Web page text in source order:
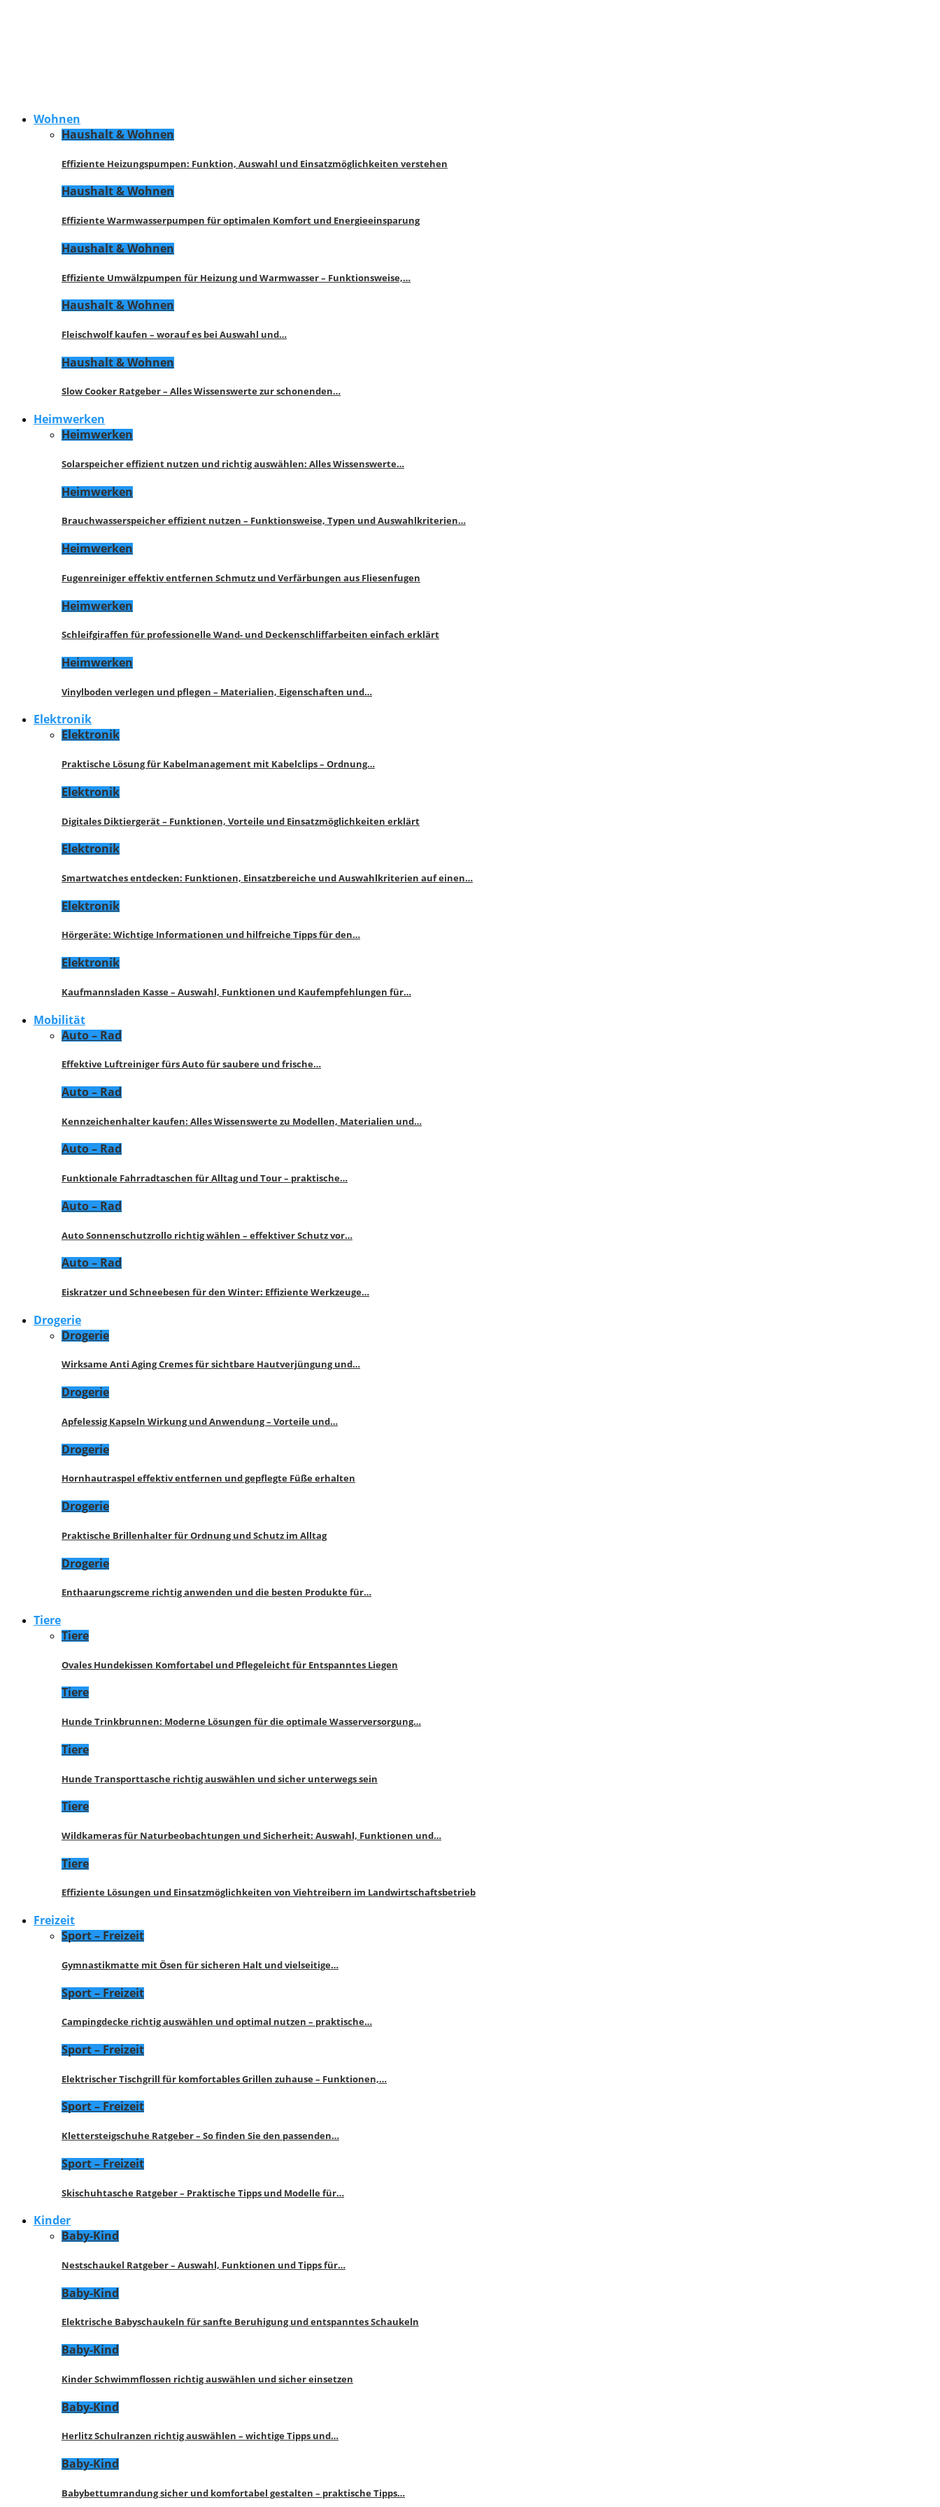
Wohnen
Haushalt & Wohnen
Effiziente Heizungspumpen: Funktion, Auswahl und Einsatzmöglichkeiten verstehen
Haushalt & Wohnen
Effiziente Warmwasserpumpen für optimalen Komfort und Energieeinsparung
Haushalt & Wohnen
Effiziente Umwälzpumpen für Heizung und Warmwasser – Funktionsweise,…
Haushalt & Wohnen
Fleischwolf kaufen – worauf es bei Auswahl und…
Haushalt & Wohnen
Slow Cooker Ratgeber – Alles Wissenswerte zur schonenden…
Heimwerken
Heimwerken
Solarspeicher effizient nutzen und richtig auswählen: Alles Wissenswerte…
Heimwerken
Brauchwasserspeicher effizient nutzen – Funktionsweise, Typen und Auswahlkriterien…
Heimwerken
Fugenreiniger effektiv entfernen Schmutz und Verfärbungen aus Fliesenfugen
Heimwerken
Schleifgiraffen für professionelle Wand- und Deckenschliffarbeiten einfach erklärt
Heimwerken
Vinylboden verlegen und pflegen – Materialien, Eigenschaften und…
Elektronik
Elektronik
Praktische Lösung für Kabelmanagement mit Kabelclips – Ordnung…
Elektronik
Digitales Diktiergerät – Funktionen, Vorteile und Einsatzmöglichkeiten erklärt
Elektronik
Smartwatches entdecken: Funktionen, Einsatzbereiche und Auswahlkriterien auf einen…
Elektronik
Hörgeräte: Wichtige Informationen und hilfreiche Tipps für den…
Elektronik
Kaufmannsladen Kasse – Auswahl, Funktionen und Kaufempfehlungen für…
Mobilität
Auto – Rad
Effektive Luftreiniger fürs Auto für saubere und frische…
Auto – Rad
Kennzeichenhalter kaufen: Alles Wissenswerte zu Modellen, Materialien und…
Auto – Rad
Funktionale Fahrradtaschen für Alltag und Tour – praktische…
Auto – Rad
Auto Sonnenschutzrollo richtig wählen – effektiver Schutz vor…
Auto – Rad
Eiskratzer und Schneebesen für den Winter: Effiziente Werkzeuge…
Drogerie
Drogerie
Wirksame Anti Aging Cremes für sichtbare Hautverjüngung und…
Drogerie
Apfelessig Kapseln Wirkung und Anwendung – Vorteile und…
Drogerie
Hornhautraspel effektiv entfernen und gepflegte Füße erhalten
Drogerie
Praktische Brillenhalter für Ordnung und Schutz im Alltag
Drogerie
Enthaarungscreme richtig anwenden und die besten Produkte für…
Tiere
Tiere
Ovales Hundekissen Komfortabel und Pflegeleicht für Entspanntes Liegen
Tiere
Hunde Trinkbrunnen: Moderne Lösungen für die optimale Wasserversorgung…
Tiere
Hunde Transporttasche richtig auswählen und sicher unterwegs sein
Tiere
Wildkameras für Naturbeobachtungen und Sicherheit: Auswahl, Funktionen und…
Tiere
Effiziente Lösungen und Einsatzmöglichkeiten von Viehtreibern im Landwirtschaftsbetrieb
Freizeit
Sport – Freizeit
Gymnastikmatte mit Ösen für sicheren Halt und vielseitige…
Sport – Freizeit
Campingdecke richtig auswählen und optimal nutzen – praktische…
Sport – Freizeit
Elektrischer Tischgrill für komfortables Grillen zuhause – Funktionen,…
Sport – Freizeit
Klettersteigschuhe Ratgeber – So finden Sie den passenden…
Sport – Freizeit
Skischuhtasche Ratgeber – Praktische Tipps und Modelle für…
Kinder
Baby-Kind
Nestschaukel Ratgeber – Auswahl, Funktionen und Tipps für…
Baby-Kind
Elektrische Babyschaukeln für sanfte Beruhigung und entspanntes Schaukeln
Baby-Kind
Kinder Schwimmflossen richtig auswählen und sicher einsetzen
Baby-Kind
Herlitz Schulranzen richtig auswählen – wichtige Tipps und…
Baby-Kind
Babybettumrandung sicher und komfortabel gestalten – praktische Tipps…